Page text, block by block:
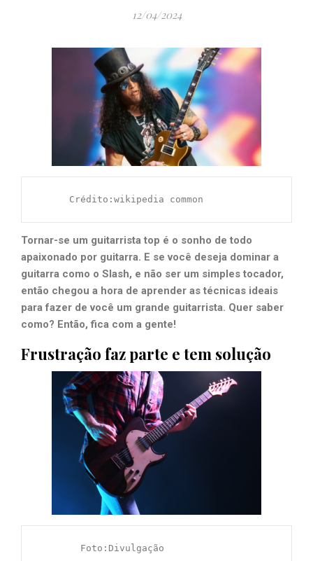
12/04/2024
      Crédito:wikipedia common
Tornar-se um guitarrista top é o sonho de todo
apaixonado por guitarra. E se você deseja dominar a
guitarra como o Slash, e não ser um simples tocador,
então chegou a hora de aprender as técnicas ideais
para fazer de você um grande guitarrista. Quer saber
como? Então, fica com a gente!
Frustração faz parte e tem solução
        Foto:Divulgação